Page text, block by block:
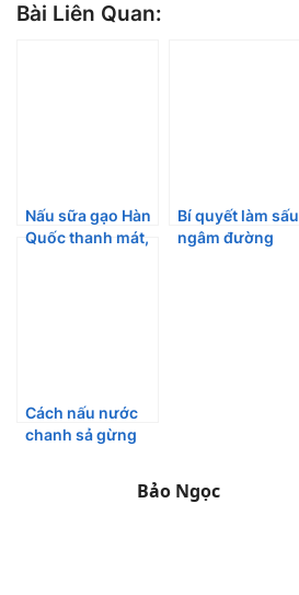
Bài Liên Quan:
Nấu sữa gạo Hàn
Quốc thanh mát,
Bí quyết làm sấu
ngâm đường
Cách nấu nước
chanh sả gừng
Bảo Ngọc